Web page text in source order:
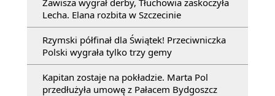
Lecha. Elana rozbita w Szczecinie
Rzymski półfinał dla Świątek! Przeciwniczka
Polski wygrała tylko trzy gemy
Kapitan zostaje na pokładzie. Marta Pol
przedłużyła umowę z Pałacem Bydgoszcz